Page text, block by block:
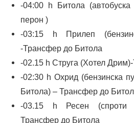
-04:00 h Битола (автобуска
перон )
-03:15 h Прилеп
-Трансфер до Битола
-02.15 h Струга (Хотел
-02:30 h Охрид (бензинска
Битола) – Трансфер до
-03.15 h Ресен (спроти
Трансфер до Битола